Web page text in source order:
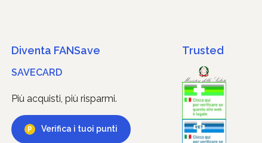
Diventa FANSave
SAVECARD
Più acquisti, più risparmi.
Verifica i tuoi punti
Trusted